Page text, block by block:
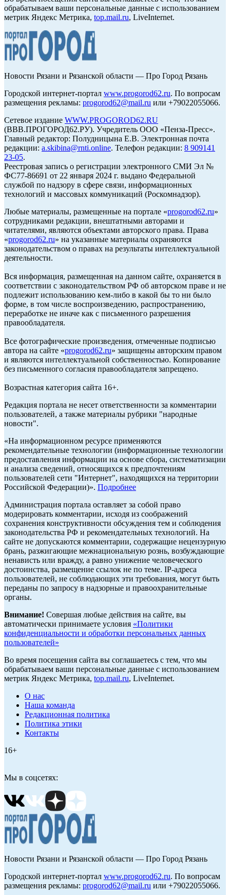
обрабатываем ваши персональные данные с использованием
метрик Яндекс Метрика, top.mail.ru, LiveInternet.
Новости Рязани и Рязанской области — Про Город Рязань
Городской интернет-портал www.progorod62.ru. По вопросам
размещения рекламы: progorod62@mail.ru или +79022055066.
Сетевое издание WWW.PROGOROD62.RU
(ВВВ.ПРОГОРОД62.РУ). Учредитель ООО «Пенза-Пресс».
Главный редактор: Полудницына Е.В. Электронная почта
редакции: a.skibina@rnti.online. Телефон редакции: 8 909141
23-05.
Реестровая запись о регистрации электронного СМИ Эл №
ФС77-86691 от 22 января 2024 г. выдано Федеральной
службой по надзору в сфере связи, информационных
технологий и массовых коммуникаций (Роскомнадзор).
Любые материалы, размещенные на портале «progorod62.ru»
сотрудниками редакции, внештатными авторами и
читателями, являются объектами авторского права. Права
«progorod62.ru» на указанные материалы охраняются
законодательством о правах на результаты интеллектуальной
деятельности.
Вся информация, размещенная на данном сайте, охраняется в
соответствии с законодательством РФ об авторском праве и не
подлежит использованию кем-либо в какой бы то ни было
форме, в том числе воспроизведению, распространению,
переработке не иначе как с письменного разрешения
правообладателя.
Все фотографические произведения, отмеченные подписью
автора на сайте «progorod62.ru» защищены авторским правом
и являются интеллектуальной собственностью. Копирование
без письменного согласия правообладателя запрещено.
Возрастная категория сайта 16+.
Редакция портала не несет ответственности за комментарии
пользователей, а также материалы рубрики "народные
новости".
«На информационном ресурсе применяются
рекомендательные технологии (информационные технологии
предоставления информации на основе сбора, систематизации
и анализа сведений, относящихся к предпочтениям
пользователей сети "Интернет", находящихся на территории
Российской Федерации)». Подробнее
Администрация портала оставляет за собой право
модерировать комментарии, исходя из соображений
сохранения конструктивности обсуждения тем и соблюдения
законодательства РФ и рекомендательных технологий. На
сайте не допускаются комментарии, содержащие нецензурную
брань, разжигающие межнациональную рознь, возбуждающие
ненависть или вражду, а равно унижение человеческого
достоинства, размещение ссылок не по теме. IP-адреса
пользователей, не соблюдающих эти требования, могут быть
переданы по запросу в надзорные и правоохранительные
органы.
Внимание! Совершая любые действия на сайте, вы
автоматически принимаете условия «Политики
конфиденциальности и обработки персональных данных
пользователей»
Во время посещения сайта вы соглашаетесь с тем, что мы
обрабатываем ваши персональные данные с использованием
метрик Яндекс Метрика, top.mail.ru, LiveInternet.
О нас
Наша команда
Редакционная политика
Политика этики
Контакты
16+
Мы в соцсетях:
Новости Рязани и Рязанской области — Про Город Рязань
Городской интернет-портал www.progorod62.ru. По вопросам
размещения рекламы: progorod62@mail.ru или +79022055066.